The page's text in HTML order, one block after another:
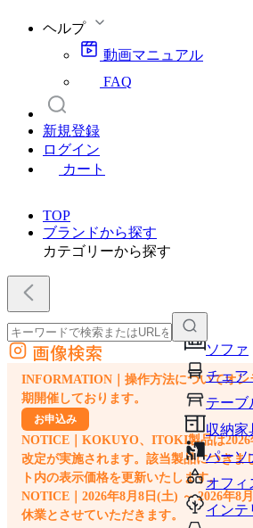
ヘルプ
動画マニュアル
FAQ
新規登録
ログイン
カート
TOP
ブランドから探す
カテゴリーから探す
ソファ
チェア
テーブ
収納家
パーソ
オフィ
インテ
外部サイトの商品をカートに追加
他のサイトで見つけた商品ページのURLを貼り付けて、カート
画像検索
INFORMATION｜操作方法についてオン
期開催しております。
お申込み
NOTICE｜KOKUYO、ITOKI製品は2026
改定が実施されます。該当製品につきま
ト内の表示価格を更新いたします。
NOTICE｜2026年8月8日(土) ～ 2026年8
休業とさせていただきます。